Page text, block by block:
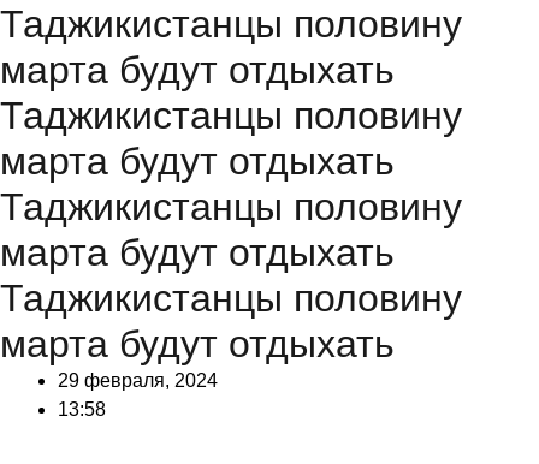
Таджикистанцы половину
марта будут отдыхать
Таджикистанцы половину
марта будут отдыхать
Таджикистанцы половину
марта будут отдыхать
Таджикистанцы половину
марта будут отдыхать
29 февраля, 2024
13:58